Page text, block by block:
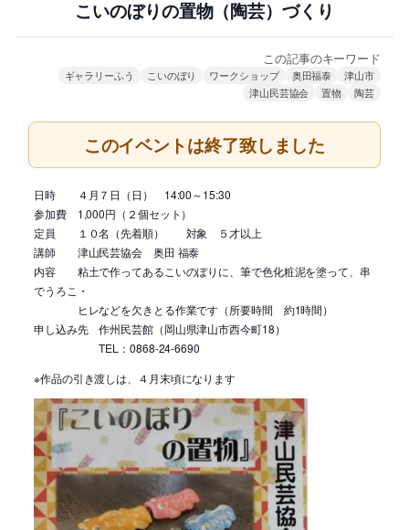
こいのぼりの置物（陶芸）づくり
この記事のキーワード
ギャラリーふう こいのぼり ワークショップ 奥田福泰
津山市
津山民芸協会
置物 陶芸
このイベントは終了致しました
日時 ４月７日（日） 14:00～15:30
参加費 1,000円（２個セット）
定員 １０名（先着順） 対象 ５才以上
講師 津山民芸協会 奥田 福泰
内容 粘土で作ってあるこいのぼりに、筆で色化粧泥を塗って、串
でうろこ・
ヒレなどを欠きとる作業です（所要時間 約1時間）
申し込み先 作州民芸館（岡山県津山市西今町18）
TEL：0868-24-6690
※作品の引き渡しは、４月末頃になります